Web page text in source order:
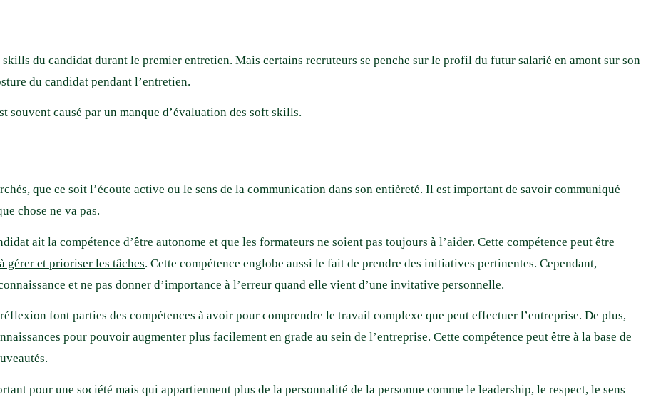
du candidat durant le premier entretien. Mais certains recruteurs se penche sur le profil du futur salarié en amont sur son
du candidat pendant l’entretien.
souvent causé par un manque d’évaluation des soft skills.
que ce soit l’écoute active ou le sens de la communication dans son entièreté. Il est important de savoir communiqué
chose ne va pas.
ait la compétence d’être autonome et que les formateurs ne soient pas toujours à l’aider. Cette compétence peut être
gérer et prioriser les tâches. Cette compétence englobe aussi le fait de prendre des initiatives pertinentes. Cependant,
et ne pas donner d’importance à l’erreur quand elle vient d’une invitative personnelle.
font parties des compétences à avoir pour comprendre le travail complexe que peut effectuer l’entreprise. De plus,
pour pouvoir augmenter plus facilement en grade au sein de l’entreprise. Cette compétence peut être à la base de
pour une société mais qui appartiennent plus de la personnalité de la personne comme le leadership, le respect, le sens